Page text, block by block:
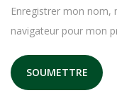
Enregistrer mon nom,
navigateur pour mon